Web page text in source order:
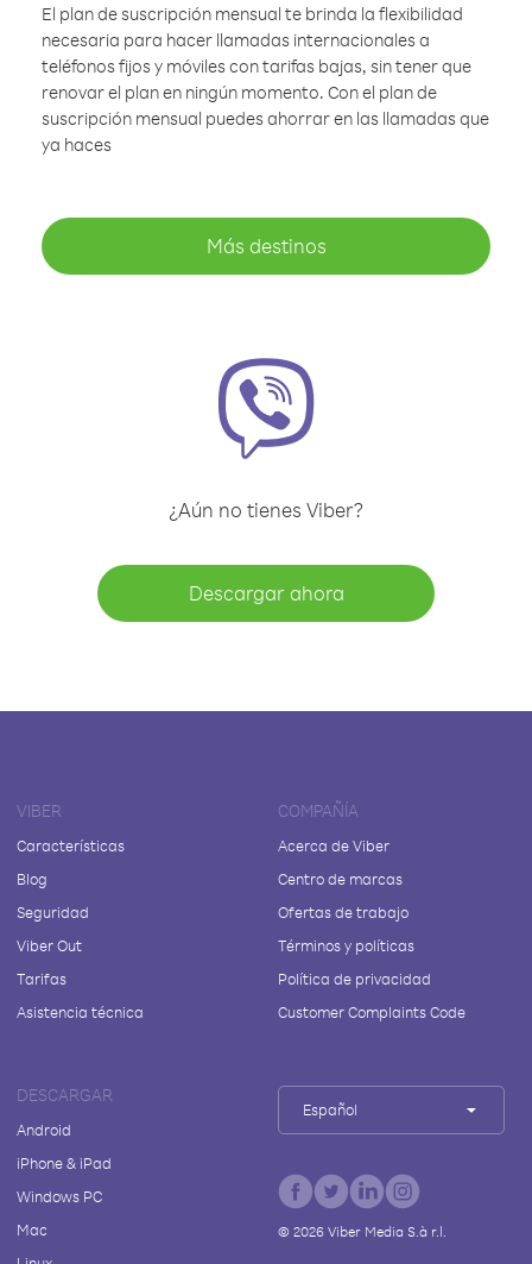
El plan de suscripción mensual te brinda la flexibilidad
necesaria para hacer llamadas internacionales a
teléfonos fijos y móviles con tarifas bajas, sin tener que
renovar el plan en ningún momento. Con el plan de
suscripción mensual puedes ahorrar en las llamadas que
ya haces
Más destinos
¿Aún no tienes Viber?
Descargar ahora
VIBER
Características
Blog
Seguridad
Viber Out
Tarifas
Asistencia técnica
COMPAÑÍA
Acerca de Viber
Centro de marcas
Ofertas de trabajo
Términos y políticas
Política de privacidad
Customer Complaints Code
DESCARGAR
Android
iPhone & iPad
Windows PC
Mac
Español
© 2026Viber Media S.à r.l.